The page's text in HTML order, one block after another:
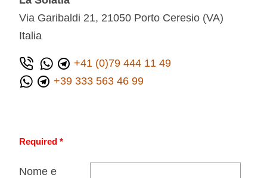
Via Garibaldi 21, 21050 Porto Ceresio (VA)
Italia
+41 (0)79 444 11 49
+39 333 563 46 99
Required *
Nome e